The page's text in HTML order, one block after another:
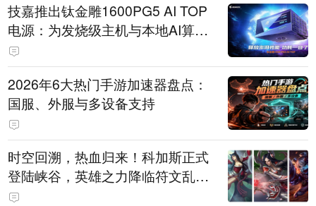
技嘉推出钛金雕1600PG5 AI TOP
电源：为发烧级主机与本地AI算力
打造旗舰供电方案
2026年6大热门手游加速器盘点：
国服、外服与多设备支持
时空回溯，热血归来！科加斯正式
登陆峡谷，英雄之力降临符文乱
斗！